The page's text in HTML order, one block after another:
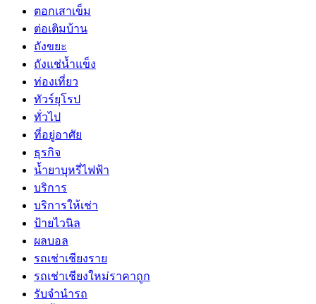
ตอกเสาเข็ม
ต่อเติมบ้าน
ถังขยะ
ถังแช่น้ำแข็ง
ท่องเที่ยว
ทัวร์ยุโรป
ทั่วไป
ที่อยู่อาศัย
ธุรกิจ
น้ำยาบุหรี่ไฟฟ้า
บริการ
บริการให้เช่า
ป้ายไวนิล
ผลบอล
รถเช่าเชียงราย
รถเช่าเชียงใหม่ราคาถูก
รับจำนำรถ